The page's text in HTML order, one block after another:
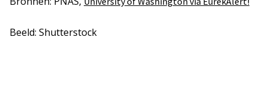
Beeld: Shutterstock